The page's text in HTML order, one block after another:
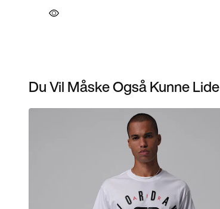
Du Vil Måske Også Kunne Lide